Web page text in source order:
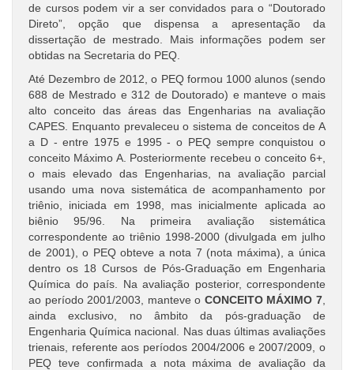
de cursos podem vir a ser convidados para o “Doutorado
Direto”, opção que dispensa a apresentação da
dissertação de mestrado. Mais informações podem ser
obtidas na Secretaria do PEQ.
Até Dezembro de 2012, o PEQ formou 1000 alunos (sendo
688 de Mestrado e 312 de Doutorado) e manteve o mais
alto conceito das áreas das Engenharias na avaliação
CAPES. Enquanto prevaleceu o sistema de conceitos de A
a D - entre 1975 e 1995 - o PEQ sempre conquistou o
conceito Máximo A. Posteriormente recebeu o conceito 6+,
o mais elevado das Engenharias, na avaliação parcial
usando uma nova sistemática de acompanhamento por
triênio, iniciada em 1998, mas inicialmente aplicada ao
biênio 95/96. Na primeira avaliação sistemática
correspondente ao triênio 1998-2000 (divulgada em julho
de 2001), o PEQ obteve a nota 7 (nota máxima), a única
dentro os 18 Cursos de Pós-Graduação em Engenharia
Química do país. Na avaliação posterior, correspondente
ao período 2001/2003, manteve o CONCEITO MÁXIMO 7
ainda exclusivo, no âmbito da pós-graduação de
Engenharia Química nacional. Nas duas últimas avaliações
trienais, referente aos períodos 2004/2006 e 2007/2009, o
PEQ teve confirmada a nota máxima de avaliação da